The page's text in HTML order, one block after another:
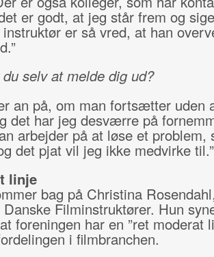
er godt, at jeg står frem og
er så vred, at han
selv at melde dig ud?
an på, om man fortsætter uden
det har jeg desværre på
arbejder på at løse et problem,
det pjat vil jeg ikke medvirke til.”
linje
bag på Christina
Filminstruktører. Hun
foreningen har en ”ret moderat
i filmbranchen.